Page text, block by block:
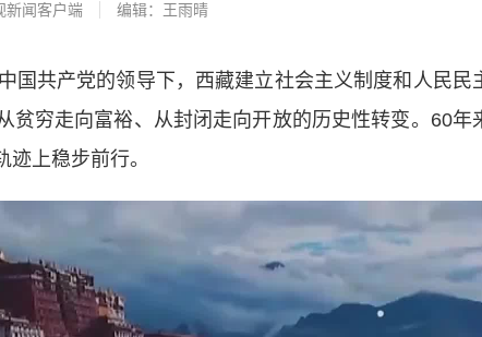
新闻客户端 编辑：王雨晴
共产党的领导下，西藏建立社会主义制度和人民民
贫穷走向富裕、从封闭走向开放的历史性转变。60年
上稳步前行。